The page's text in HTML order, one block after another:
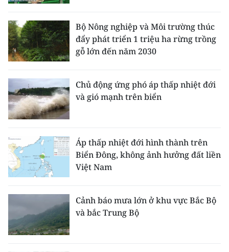
Bộ Nông nghiệp và Môi trường thúc
đẩy phát triển 1 triệu ha rừng trồng
gỗ lớn đến năm 2030
Chủ động ứng phó áp thấp nhiệt đới
và gió mạnh trên biển
Áp thấp nhiệt đới hình thành trên
Biển Đông, không ảnh hưởng đất liền
Việt Nam
Cảnh báo mưa lớn ở khu vực Bắc Bộ
và bắc Trung Bộ